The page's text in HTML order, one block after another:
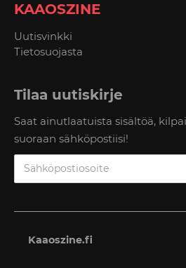
KAAOSZINE
Uutisvinkki
Tietosuojasta
Tilaa uutiskirje
Saat ainutlaatuista sisältöä,
suoraan sähköpostiisi!
Kaaoszine.fi